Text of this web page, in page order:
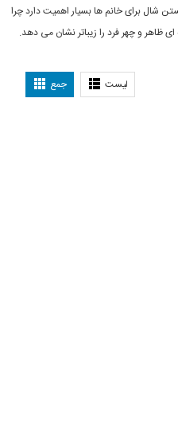
شال برای خانم ها بسیار اهمیت دارد چرا
ظاهر و چهر فرد را زیباتر نشان می دهد.
لیست جمع